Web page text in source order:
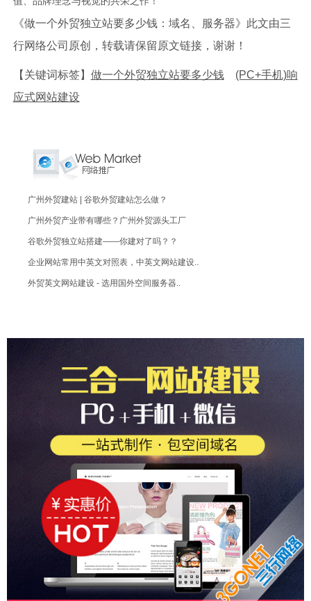
《做一个外贸独立站要多少钱：域名、服务器》此文由三
行网络公司原创，转载请保留原文链接，谢谢！
【关键词标签】 做一个外贸独立站要多少钱
(PC+手机)响
应式网站建设
广州外贸建站 | 谷歌外贸建站怎么做？
广州外贸产业带有哪些？广州外贸源头工厂
谷歌外贸独立站搭建——你建对了吗？？
企业网站常用中英文对照表，中英文网站建设..
外贸英文网站建设 - 选用国外空间服务器..
广州外贸建站 - 价格费用
广州外贸建站 - 轻松搭建你的外贸独立..
广州外贸建站 - 国外独立站建站技巧
广州外贸建站 - 外贸自建站、谷歌SEO..
中英文 / 外贸网站制作 / 响应式设计
谷歌自建站（谷歌独立站建设方案）